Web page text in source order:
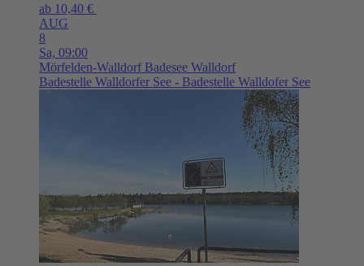
ab 10,40 €
AUG
8
Sa, 09:00
Mörfelden-Walldorf Badesee Walldorf
Badestelle Walldorfer See - Badestelle Walldofer See